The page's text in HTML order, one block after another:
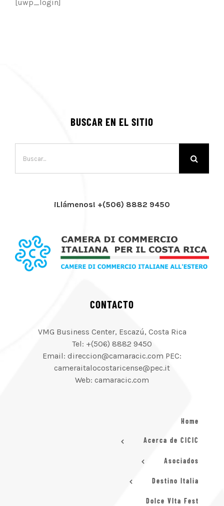
[uwp_login]
BUSCAR EN EL SITIO
¡Llámenos! +(506) 8882 9450
CONTACTO
VMG Business Center, Escazú, Costa Rica
Tel: +(506) 8882 9450
Email: direccion@camaracic.com PEC:
cameraitalocostaricense@pec.it
Web: camaracic.com
Home
Acerca de CICIC
Asociados
Destino Italia
Dolce VIta Fest